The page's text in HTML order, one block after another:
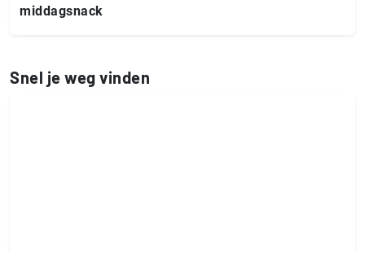
middagsnack
Snel je weg vinden